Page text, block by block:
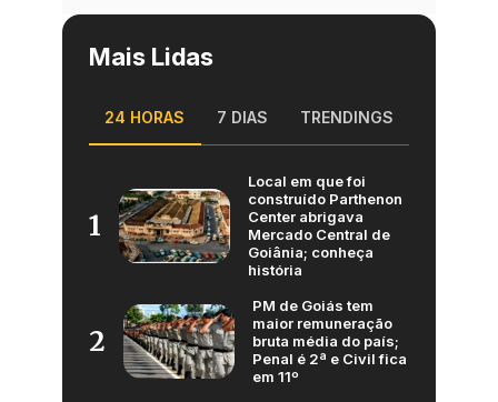
Mais Lidas
24 HORAS 7 DIAS TRENDINGS
1
Local em que foi
construído Parthenon
Center abrigava
Mercado Central de
Goiânia; conheça
história
2
PM de Goiás tem
maior remuneração
bruta média do país;
Penal é 2ª e Civil fica
em 11º